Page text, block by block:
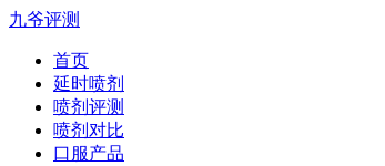
九爷评测
首页
延时喷剂
喷剂评测
喷剂对比
口服产品